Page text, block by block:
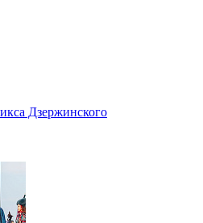
Дзержинского